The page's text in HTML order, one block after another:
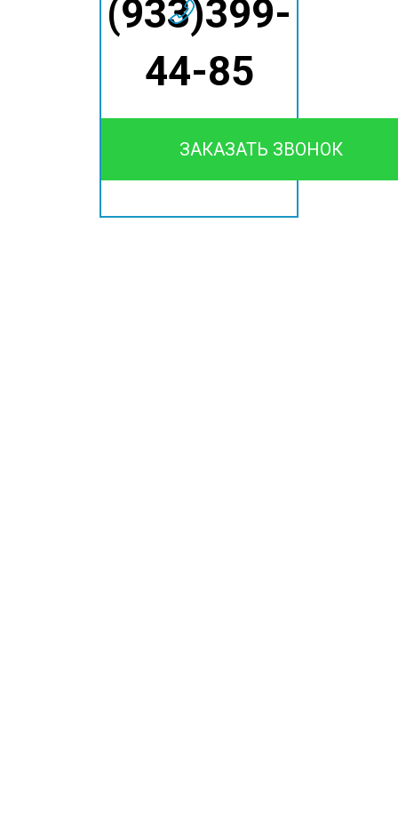
(933)399-
44-85
ЗАКАЗАТЬ ЗВОНОК